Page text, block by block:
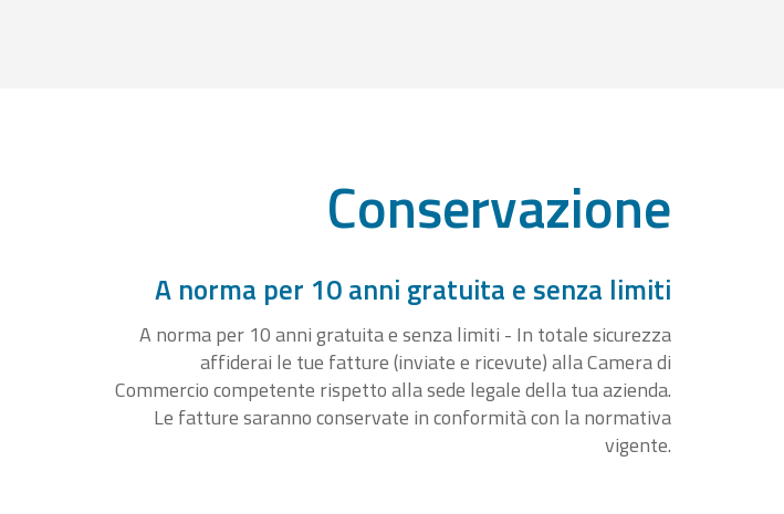
Conservazione
A norma per 10 anni gratuita e senza limiti
A norma per 10 anni gratuita e senza limiti - In totale sicurezza
affiderai le tue fatture (inviate e ricevute) alla Camera di
Commercio competente rispetto alla sede legale della tua azienda.
Le fatture saranno conservate in conformità con la normativa
vigente.